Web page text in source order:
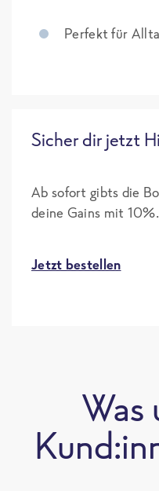
Perfekt für
Sicher dir jetzt
Ab sofort gibts die
deine Gains mit 10%.
Jetzt bestellen
Was